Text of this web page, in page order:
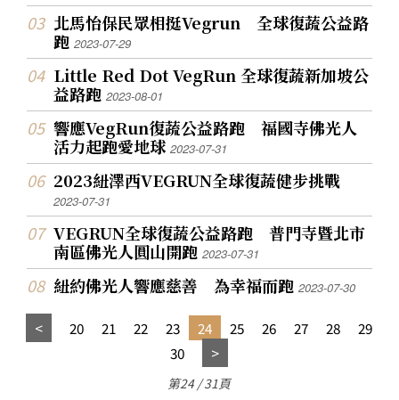
北馬怡保民眾相挺Vegrun 全球復蔬公益路
跑2023-07-29
Little Red Dot VegRun 全球復蔬新加坡公
益路跑2023-08-01
響應VegRun復蔬公益路跑 福國寺佛光人
活力起跑愛地球2023-07-31
2023紐澤西VEGRUN全球復蔬健步挑戰
2023-07-31
VEGRUN全球復蔬公益路跑 普門寺暨北市
南區佛光人圓山開跑2023-07-31
紐約佛光人響應慈善 為幸福而跑2023-07-30
20 21 22 23 24 25 26 27 28
29
30
第24 / 31頁